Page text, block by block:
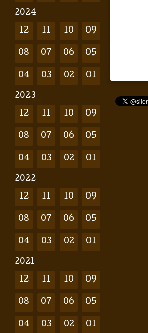
2024
12 11 10 09
08 07 06 05
04 03 02 01
2023
12 11 10 09
08 07 06 05
04 03 02 01
2022
12 11 10 09
08 07 06 05
04 03 02 01
2021
12 11 10 09
08 07 06 05
04 03 02 01